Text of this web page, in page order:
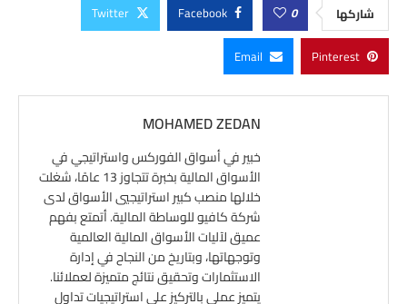
شاركها 0
Facebook
Twitter
Pinterest
Email
MOHAMED ZEDAN
خبير في أسواق الفوركس واستراتيجي في
الأسواق المالية بخبرة تتجاوز 13 عامًا، شغلت
خلالها منصب كبير استراتيجيي الأسواق لدى
شركة كافيو للوساطة المالية. أتمتع بفهم
عميق لآليات الأسواق المالية العالمية
وتوجهاتها، وبتاريخ من النجاح في إدارة
الاستثمارات وتحقيق نتائج متميزة لعملائنا.
يتميز عملي بالتركيز على استراتيجيات تداول